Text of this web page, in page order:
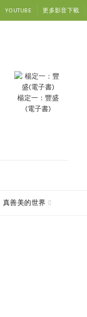
YOUTUBE 更多影音下載
楊定一：豐盛
(電子書)
真善美的世界